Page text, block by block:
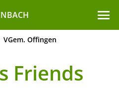
VGem. Offingen
Friends